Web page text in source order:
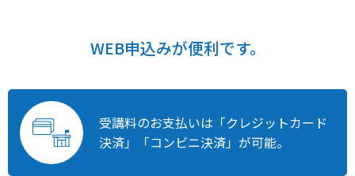
教室検索はこちら
WEB申込みが便利です。
受講料のお支払いは 「クレジットカード
決済」
「コンビニ決済」が可能。